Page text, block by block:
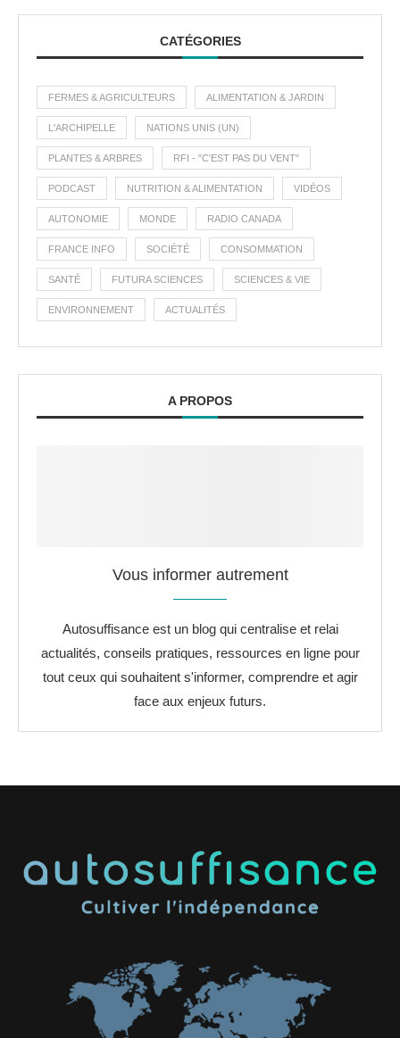
CATÉGORIES
FERMES & AGRICULTEURS ALIMENTATION & JARDIN
L'ARCHIPELLE NATIONS UNIS (UN)
PLANTES & ARBRES RFI - "C'EST PAS DU VENT"
PODCAST NUTRITION & ALIMENTATION VIDÉOS
AUTONOMIE MONDE RADIO CANADA
FRANCE INFO SOCIÉTÉ CONSOMMATION
SANTÉ FUTURA SCIENCES SCIENCES & VIE
ENVIRONNEMENT ACTUALITÉS
A PROPOS
Vous informer autrement
Autosuffisance est un blog qui centralise et relai
actualités, conseils pratiques, ressources en ligne pour
tout ceux qui souhaitent s'informer, comprendre et agir
face aux enjeux futurs.